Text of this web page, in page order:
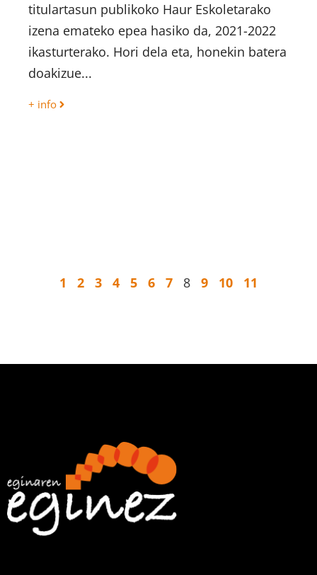
titulartasun publikoko Haur Eskoletarako
izena emateko epea hasiko da, 2021-2022
ikasturterako. Hori dela eta, honekin batera
doakizue...
+ info
1 2 3 4 5 6 7 8 9 10 11